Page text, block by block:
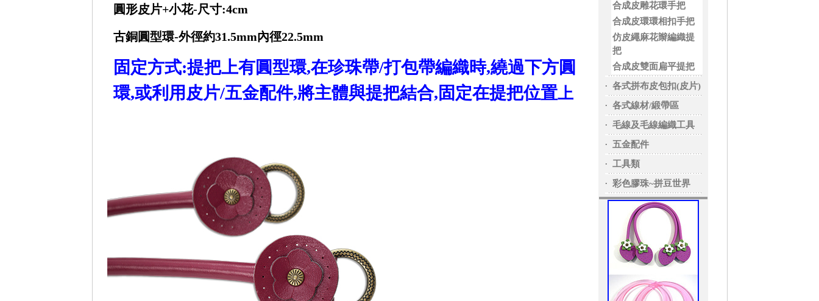
圓形皮片+小花-尺寸:4cm
古銅圓型環-外徑約31.5mm內徑22.5mm
固定方式:提把上有圓型環,在珍珠帶/打包帶編織時,繞過下方圓
環,或利用皮片/五金配件,將主體與提把結合,固定在提把位置上
合成皮雕花環手把
合成皮環環相扣手把
仿皮繩麻花辮編織提
把
合成皮雙面扁平提把
‧ 各式拼布皮包扣(皮片)
‧ 各式線材/緞帶區
‧ 毛線及毛線編織工具
‧ 五金配件
‧ 工具類
‧ 彩色膠珠~拼豆世界